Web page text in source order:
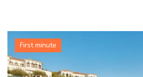
First minute
VIŠE INFORMACIJA